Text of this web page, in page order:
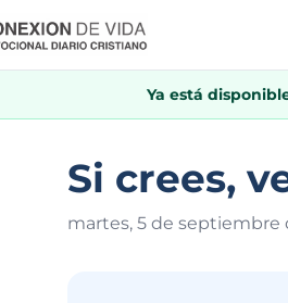
Ya está
Si crees,
martes, 5 de septiembre